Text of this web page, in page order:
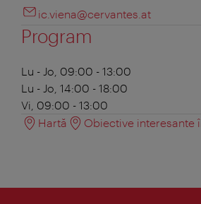
ic.viena@cervantes.at
Program
Lu - Jo, 09:00 - 13:00
Lu - Jo, 14:00 - 18:00
Vi, 09:00 - 13:00
Hartă
Obiective interesante